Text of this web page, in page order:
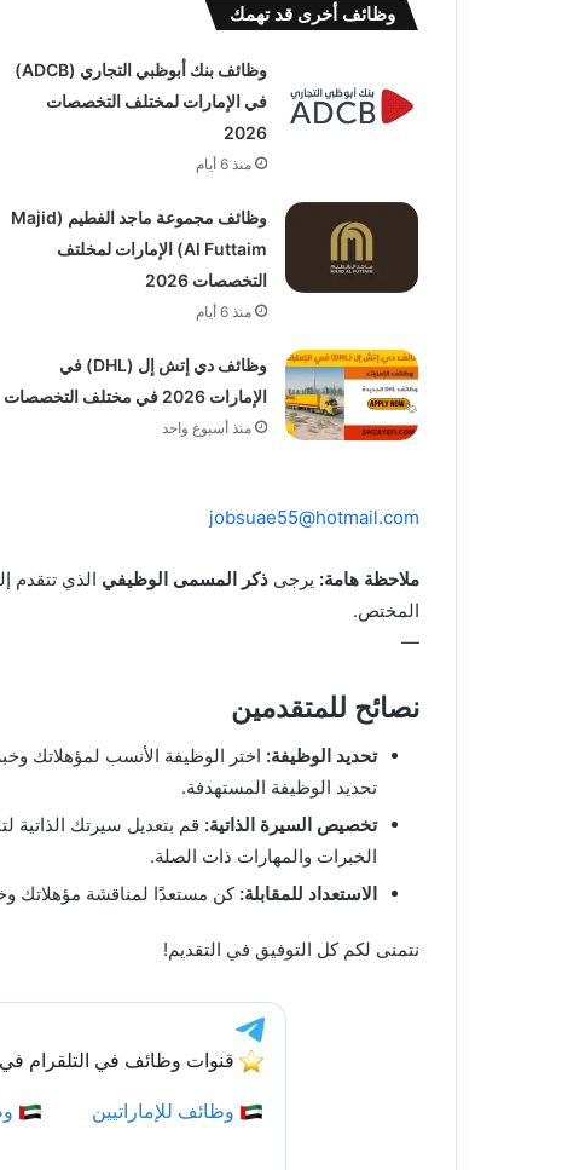
وظائف أخرى قد تهمك
وظائف بنك أبوظبي التجاري (ADCB)
في الإمارات لمختلف التخصصات
2026
منذ 6 أيام
وظائف مجموعة ماجد الفطيم (Majid
Al Futtaim) الإمارات لمخلتف
التخصصات 2026
منذ 6 أيام
وظائف دي إتش إل (DHL) في
الإمارات 2026 في مختلف التخصصات
منذ أسبوع واحد
jobsuae55@hotmail.com
ملاحظة هامة: يرجى ذكر المسمى الوظيفي الذي تتقدم
المختص.
—
نصائح للمتقدمين
تحديد الوظيفة: اختر الوظيفة الأنسب لمؤهلاتك
تحديد الوظيفة المستهدفة.
تخصيص السيرة الذاتية: قم بتعديل سيرتك الذاتية
الخبرات والمهارات ذات الصلة.
الاستعداد للمقابلة: كن مستعدًا لمناقشة مؤهلاتك
نتمنى لكم كل التوفيق في التقديم!